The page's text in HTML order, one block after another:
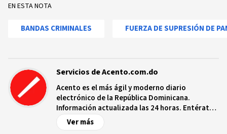
EN ESTA NOTA
BANDAS CRIMINALES FUERZA DE SUPRESIÓN DE
Servicios de Acento.com.do
Acento es el más ágil y moderno diario
electrónico de la República Dominicana.
Información actualizada las 24 horas. Entérate
de las noticias y sucesos más importantes a
nivel nacional e internacional, videos y fotos
Ver más